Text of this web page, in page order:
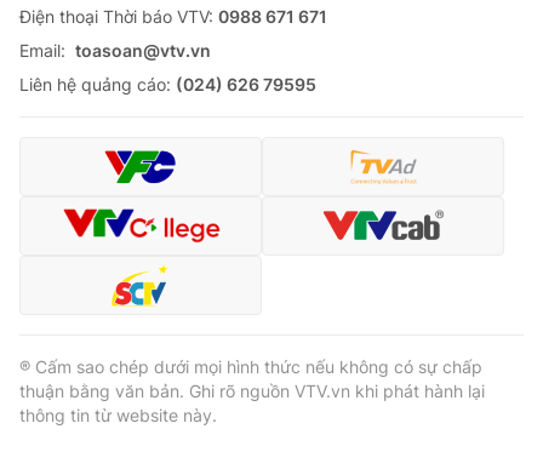
Ðiện thoại Thời báo VTV: 0988 671 671
Email: toasoan@vtv.vn
Liên hệ quảng cáo: (024) 626 79595
® Cấm sao chép dưới mọi hình thức nếu không có sự chấp
thuận bằng văn bản. Ghi rõ nguồn VTV.vn khi phát hành lại
thông tin từ website này.